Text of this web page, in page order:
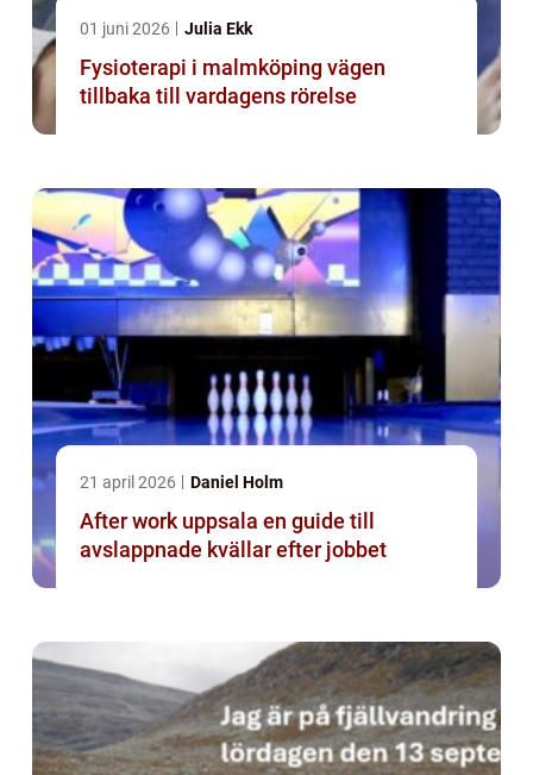
01 juni 2026 Julia Ekk
Fysioterapi i malmköping vägen
tillbaka till vardagens rörelse
21 april 2026 Daniel Holm
After work uppsala en guide till
avslappnade kvällar efter jobbet